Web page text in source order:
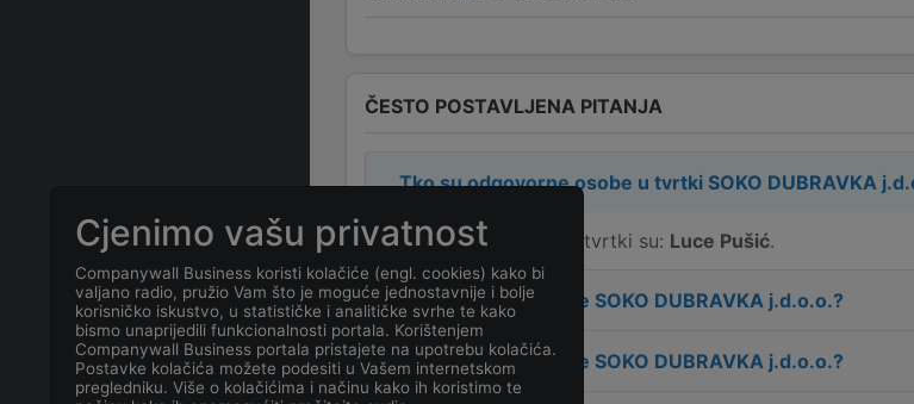
ČESTO POSTAVLJENA PITANJA
Tko su odgovorne osobe u tvrtki SOKO DUBRAVKA
Odgovorne osobe u tvrtki su: Luce Pušić.
Koja je adresa tvrtke SOKO DUBRAVKA j.d.o.o.?
Koji je kontakt tvrtke SOKO DUBRAVKA j.d.o.o.?
Cjenimo vašu privatnost
Companywall Business koristi kolačiće (engl. cookies) kako bi
valjano radio, pružio Vam što je moguće jednostavnije i bolje
korisničko iskustvo, u statističke i analitičke svrhe te kako
bismo unaprijedili funkcionalnosti portala. Korištenjem
Companywall Business portala pristajete na upotrebu kolačića.
Postavke kolačića možete podesiti u Vašem internetskom
pregledniku. Više o kolačićima i načinu kako ih koristimo te